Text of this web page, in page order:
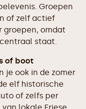
Groepen
of zelf actief
groepen, omdat
staat.
of boot
je ook in de zomer
elf historische
of zelfs per